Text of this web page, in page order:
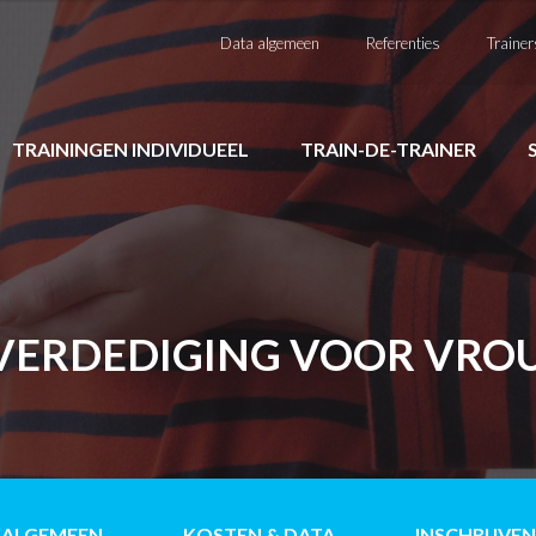
Data algemeen Referenties
TRAININGEN INDIVIDUEEL TRAIN-DE-TRAINER
VOOR